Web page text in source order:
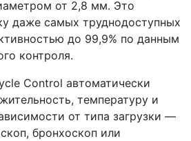
от 2,8 мм. Это
даже самых труднодоступных
до 99,9% по данным
контроля.
Control автоматически
температуру и
от типа загрузки —
бронхоскоп или